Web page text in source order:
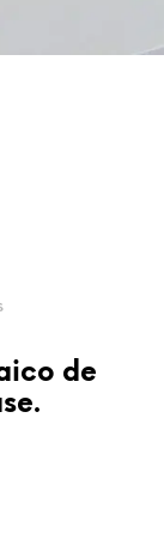
de